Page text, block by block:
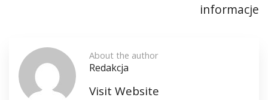
informacje
About the author
Redakcja
Visit Website